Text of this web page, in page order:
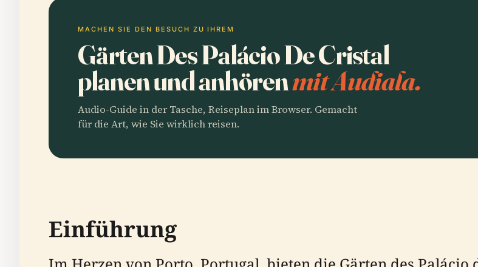
MACHEN SIE DEN BESUCH ZU IHREM
Gärten Des Palácio De Cristal
planen und anhörenmit Audiala.
Audio-Guide in der Tasche, Reiseplan im Browser. Gemacht
für die Art, wie Sie wirklich reisen.
Einführung